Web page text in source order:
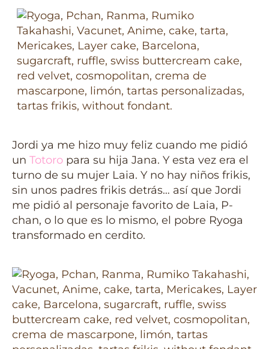
Jordi ya me hizo muy feliz cuando me pidió
un Totoro para su hija Jana. Y esta vez era el
turno de su mujer Laia. Y no hay niños frikis,
sin unos padres frikis detrás… así que Jordi
me pidió al personaje favorito de Laia, P-
chan, o lo que es lo mismo, el pobre Ryoga
transformado en cerdito.